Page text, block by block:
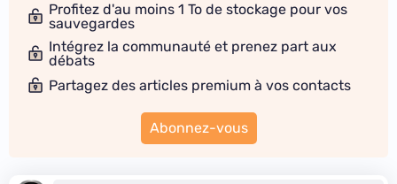
Profitez d'au moins 1 To de stockage pour vos
sauvegardes
Intégrez la communauté et prenez part aux
débats
Partagez des articles premium à vos contacts
Abonnez-vous